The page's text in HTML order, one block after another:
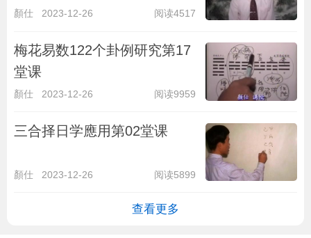
顏仕 2023-12-26 阅读4517
梅花易数122个卦例研究第17
堂课
顏仕 2023-12-26 阅读9959
三合择日学應用第02堂课
顏仕 2023-12-26 阅读5899
查看更多